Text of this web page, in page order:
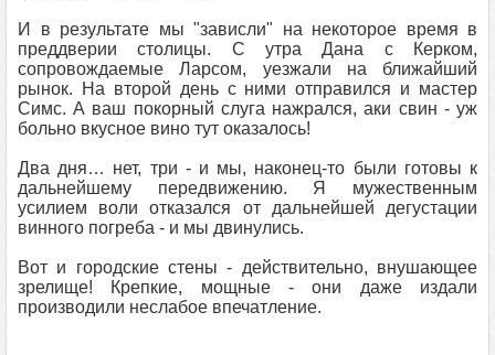
И в результате мы "зависли" на некоторое время в
преддверии столицы. С утра Дана с Керком,
сопровождаемые Ларсом, уезжали на ближайший
рынок. На второй день с ними отправился и мастер
Симс. А ваш покорный слуга нажрался, аки свин - уж
больно вкусное вино тут оказалось!
Два дня… нет, три - и мы, наконец-то были готовы к
дальнейшему передвижению. Я мужественным
усилием воли отказался от дальнейшей дегустации
винного погреба - и мы двинулись.
Вот и городские стены - действительно, внушающее
зрелище! Крепкие, мощные - они даже издали
производили неслабое впечатление.